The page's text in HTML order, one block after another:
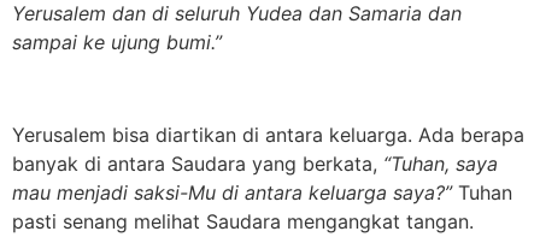
Yerusalem dan di seluruh Yudea dan Samaria dan
sampai ke ujung bumi.”
Yerusalem bisa diartikan di antara keluarga. Ada berapa
banyak di antara Saudara yang berkata, “Tuhan, saya
mau menjadi saksi-Mu di antara keluarga saya?”Tuhan
pasti senang melihat Saudara mengangkat tangan.